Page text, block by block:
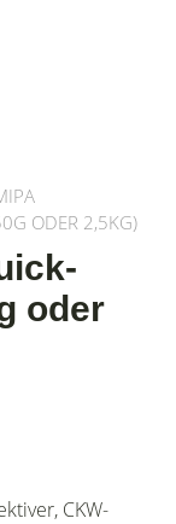
ODER 2,5KG)
oder
CKW-